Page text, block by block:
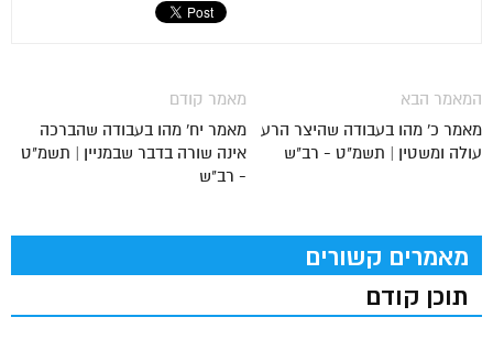
מאמר קודם
מאמר יח' מהו בעבודה שהברכה
אינה שורה בדבר שבמניין | תשמ"ט
- רב"ש
המאמר הבא
מאמר כ' מהו בעבודה שהיצר הרע
עולה ומשטין | תשמ"ט - רב"ש
מאמרים קשורים
תוכן קודם